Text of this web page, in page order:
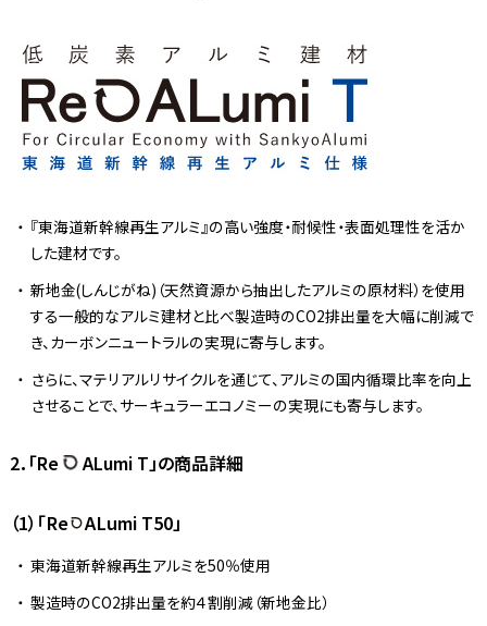
『東海道新幹線再生アルミ』の高い強度・耐候性・表面処理性を活か
した建材です。
新地金(しんじがね)（天然資源から抽出したアルミの原材料）を使用
する一般的なアルミ建材と比べ製造時のCO2排出量を大幅に削減で
き、カーボンニュートラルの実現に寄与します。
さらに、マテリアルリサイクルを通じて、アルミの国内循環比率を向上
させることで、サーキュラーエコノミーの実現にも寄与します。
2．「Re ALumi T」の商品詳細
（1）「Re ALumi T50」
東海道新幹線再生アルミを50％使用
製造時のCO2排出量を約４割削減（新地金比）